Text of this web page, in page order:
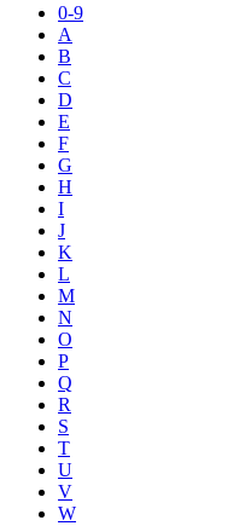
0-9
A
B
C
D
E
F
G
H
I
J
K
L
M
N
O
P
Q
R
S
T
U
V
W